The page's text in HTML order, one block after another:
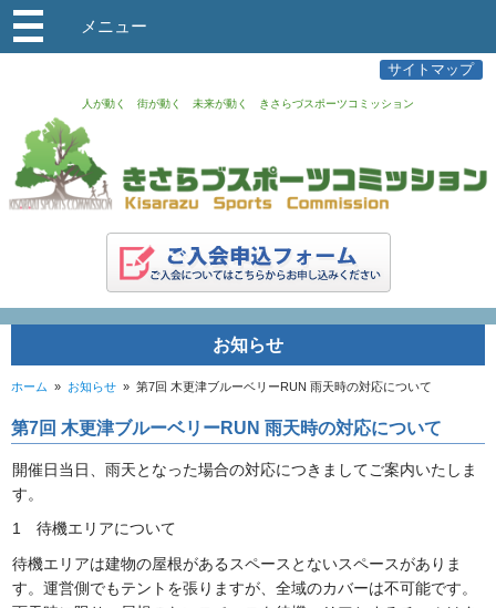
メニュー
サイトマップ
人が動く 街が動く 未来が動く きさらづスポーツコミッション
お知らせ
ホーム » お知らせ » 第7回 木更津ブルーベリーRUN 雨天時の対応について
第7回 木更津ブルーベリーRUN 雨天時の対応について
開催日当日、雨天となった場合の対応につきましてご案内いたしま
す。
1 待機エリアについて
待機エリアは建物の屋根があるスペースとないスペースがありま
す。運営側でもテントを張りますが、全域のカバーは不可能です。